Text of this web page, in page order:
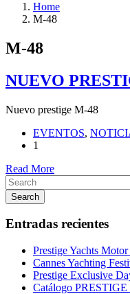
Home
M-48
M-48
NUEVO
Nuevo prestige M-48
EVENTOS,
1
Read More
Search
Entradas recientes
Prestige Yachts
Cannes Yachting
Prestige Exclusive
Catálogo